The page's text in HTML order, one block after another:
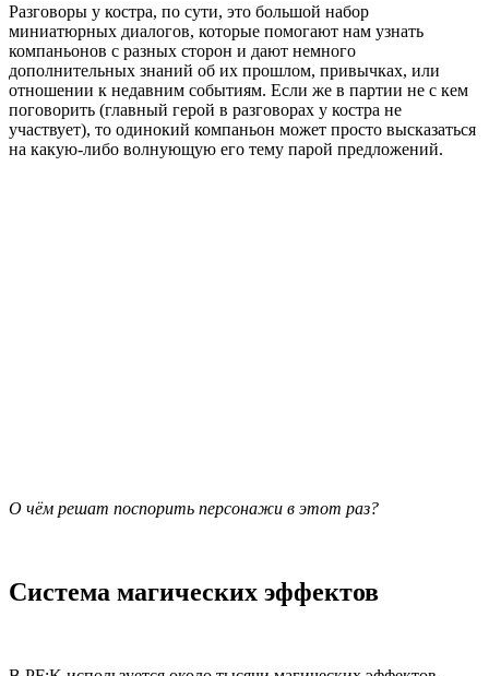
Разговоры у костра, по сути, это большой набор
миниатюрных диалогов, которые помогают нам узнать
компаньонов с разных сторон и дают немного
дополнительных знаний об их прошлом, привычках, или
отношении к недавним событиям. Если же в партии не с кем
поговорить (главный герой в разговорах у костра не
участвует), то одинокий компаньон может просто высказаться
на какую-либо волнующую его тему парой предложений.
О чём решат поспорить персонажи в этот раз?
Система магических эффектов